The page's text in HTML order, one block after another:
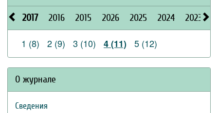
2017 2016 2015 2026 2025 2024 2023
1 (8) 2 (9) 3 (10) 4 (11) 5 (12)
О журнале
Сведения